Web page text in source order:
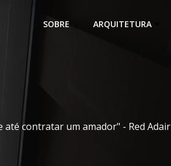
SOBRE ARQUITETURA
contratar um amador" - Red Adair